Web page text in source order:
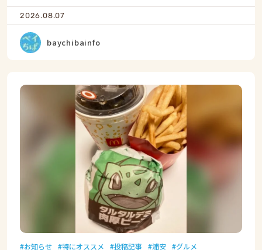
2026.08.07
baychibainfo
お知らせ 特にオススメ 投稿記事 浦安
グルメ